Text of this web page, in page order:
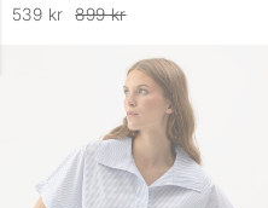
539 kr
899 kr